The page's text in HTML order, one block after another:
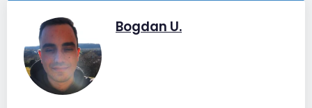
Bogdan U.